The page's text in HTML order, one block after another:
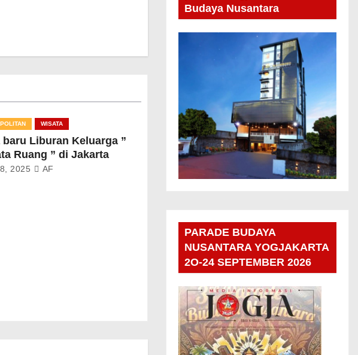
WISATA
baru Liburan Keluarga ”
Ruang ” di Jakarta
2025 AF
Budaya Nusantara
PARADE BUDAYA
NUSANTARA YOGJAKARTA
2O-24 SEPTEMBER 2026